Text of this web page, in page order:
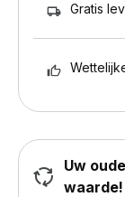
Gratis
Uw
waarde!